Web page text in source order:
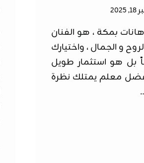
بمكة ، هو الفنان
و الجمال ، واختيارك
بل هو استثمار طويل
معلم يمتلك نظرة